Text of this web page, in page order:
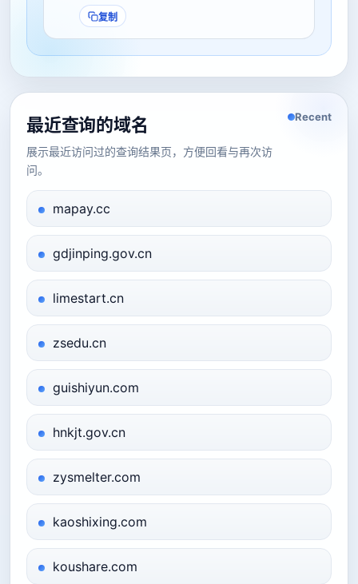
复制
最近查询的域名
展示最近访问过的查询结果页，方便回看与再次访
问。
Recent
mapay.cc
gdjinping.gov.cn
limestart.cn
zsedu.cn
guishiyun.com
hnkjt.gov.cn
zysmelter.com
kaoshixing.com
koushare.com